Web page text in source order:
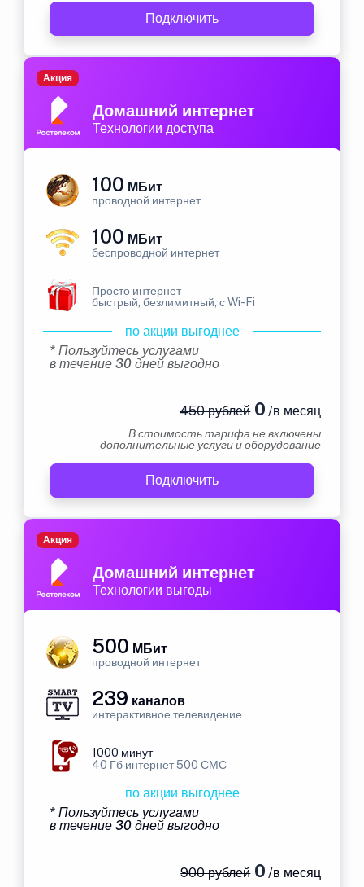
Подключить
Домашний интернет
Технологии доступа
Акция
100 МБит
проводной интернет
100 МБит
беспроводной интернет
Просто интернет
быстрый, безлимитный, с Wi-Fi
по акции выгоднее
* Пользуйтесь услугами
в течение 30 дней выгодно
450 рублей0 /в месяц
В стоимость тарифа не включены
дополнительные услуги и оборудование
Подключить
Домашний интернет
Технологии выгоды
Акция
500 МБит
проводной интернет
239 каналов
интерактивное телевидение
1000 минут
40 Гб интернет 500 СМС
по акции выгоднее
* Пользуйтесь услугами
в течение 30 дней выгодно
900 рублей0 /в месяц